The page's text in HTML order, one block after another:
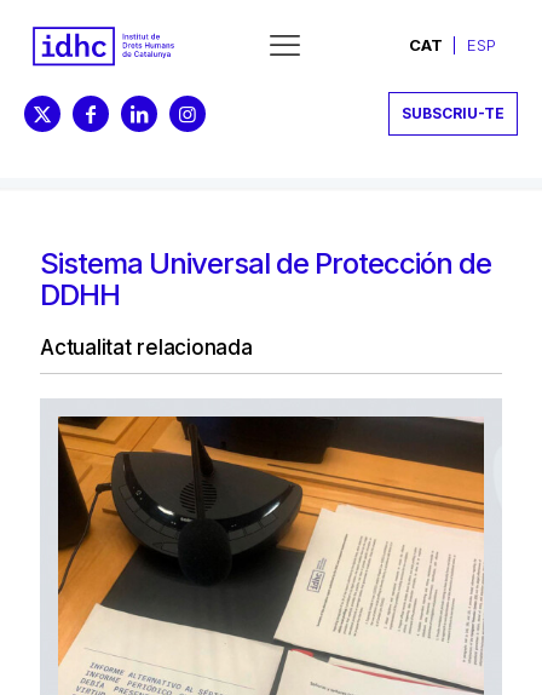
CAT ESP
SUBSCRIU-TE
Sistema Universal de Protección de
DDHH
Actualitat relacionada